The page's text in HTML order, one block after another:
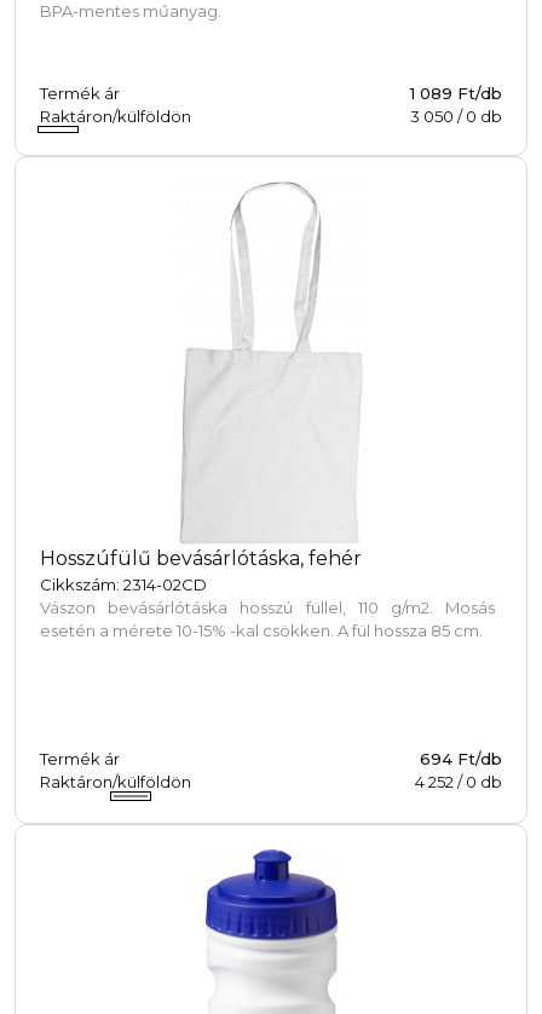
BPA-mentes műanyag.
Termék ár
1 089 Ft/db
Raktáron/külföldön
3 050 /0 db
Hosszúfülű bevásárlótáska, fehér
Cikkszám: 2314-02CD
Vászon bevásárlótáska hosszú füllel, 110 g/m2. Mosás
esetén a mérete 10-15% -kal csökken. A fül hossza 85 cm.
Termék ár
694 Ft/db
Raktáron/külföldön
4 252/0 db